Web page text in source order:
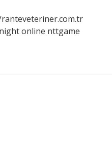
online nttgame